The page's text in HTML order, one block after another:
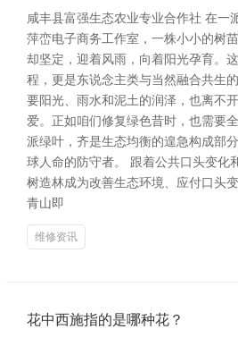
咸丰县富强生态农业专业合作社 在一
萍峦电子商务工作室，一株小小的树
却坚定，迎着风雨，向着阳光孕育。
程，更是东说念主类与当然融合共生
要阳光、雨水和泥土的润泽，也离不
爱。正如咱们修复绿色昔时，也需要
派绿叶，齐是生态均衡的遑急构成部
球人命的防守者。 跟着公共口头变化
树造林成为改善生态环境、应付口头
青山即
维修资讯
花中西施指的是哪种花？